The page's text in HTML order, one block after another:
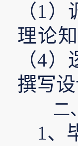
（1 ）
理论
（4）
撰写
二、
1、